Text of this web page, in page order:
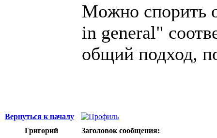
Moжно спорить
in general"
общий подход,
Вернуться к началу
Григорий
Заголовок сообщения: